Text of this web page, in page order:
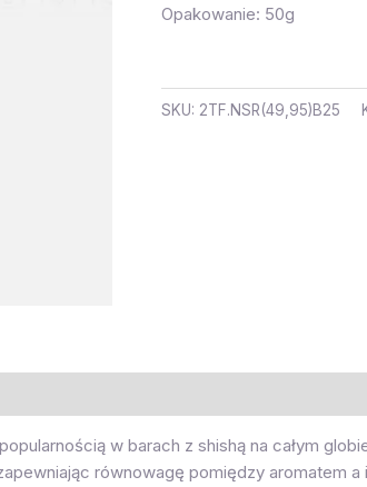
Opakowanie: 50g
SKU: 2TF.NSR(49,95)B25
w barach z shishą na całym
równowagę pomiędzy aromatem